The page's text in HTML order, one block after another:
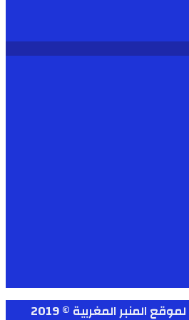
المنبر المغربية © 2019